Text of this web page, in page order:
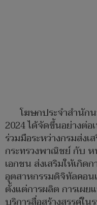
โฆษกประจำสำนัก
2024 ได้จัดขึ้นอย่างต่อ
ร่วมมือระหว่างกรมส่งเ
กระทรวงพาณิชย์ กับ
เอกชน ส่งเสริมให้เกิด
อุตสาหกรรมดิจิทัลคอ
ตั้งแต่การผลิต การเผย